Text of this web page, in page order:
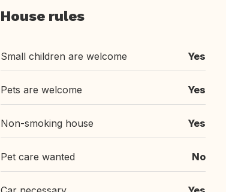
House rules
Small children are welcome Yes
Pets are welcome Yes
Non-smoking house Yes
Pet care wanted No